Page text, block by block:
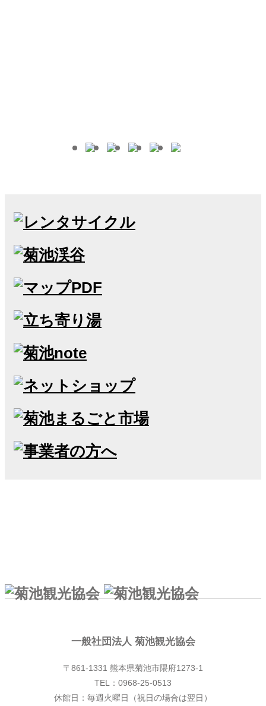
一般社団法人 菊池観光協会一般社団法人 菊池観光協会
〒861-1331 熊本県菊池市隈府1273-1
TEL：0968-25-0513
休館日：毎週火曜日（祝日の場合は翌日）